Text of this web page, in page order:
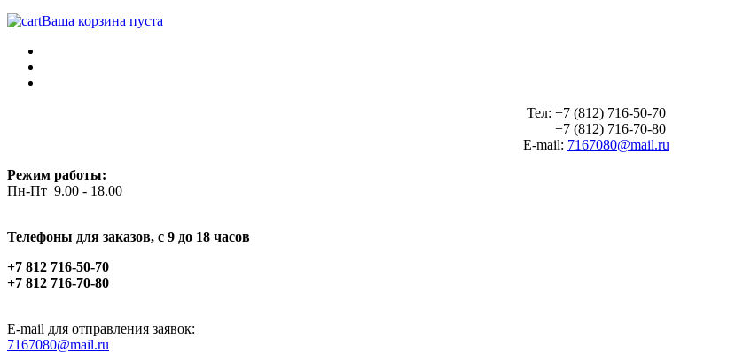
Ваша корзина пуста
Тел: +7 (812) 716-50-70
+7 (812) 716-70-80
E-mail: 7167080@mail.ru
Режим работы:
Пн-Пт 9.00 - 18.00
Телефоны для заказов, c 9 до 18 часов
+7 812 716-50-70
+7 812 716-70-80
E-mail для отправления заявок:
7167080@mail.ru